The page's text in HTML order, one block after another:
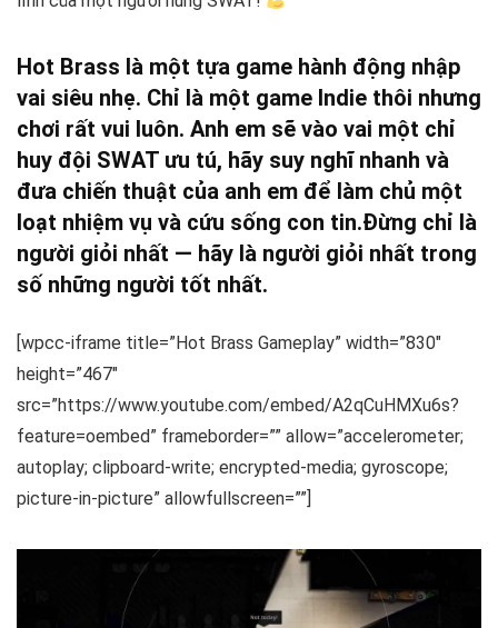
Hot Brass là một tựa game hành động nhập
vai siêu nhẹ. Chỉ là một game Indie thôi nhưng
chơi rất vui luôn. Anh em sẽ vào vai một chỉ
huy đội SWAT ưu tú, hãy suy nghĩ nhanh và
đưa chiến thuật của anh em để làm chủ một
loạt nhiệm vụ và cứu sống con tin.Đừng chỉ là
người giỏi nhất — hãy là người giỏi nhất trong
số những người tốt nhất.
[wpcc-iframe title=”Hot Brass Gameplay” width=”830″
height=”467″
src=”https://www.youtube.com/embed/A2qCuHMXu6s?
feature=oembed” frameborder=”” allow=”accelerometer;
autoplay; clipboard-write; encrypted-media; gyroscope;
picture-in-picture” allowfullscreen=””]